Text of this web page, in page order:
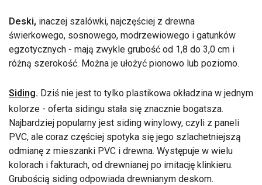
Deski, inaczej szalówki, najczęściej z drewna
świerkowego, sosnowego, modrzewiowego i gatunków
egzotycznych - mają zwykle grubość od 1,8 do 3,0 cm i
różną szerokość. Można je ułożyć pionowo lub poziomo.
Siding. Dziś nie jest to tylko plastikowa okładzina w jednym
kolorze - oferta sidingu stała się znacznie bogatsza.
Najbardziej popularny jest siding winylowy, czyli z paneli
PVC, ale coraz częściej spotyka się jego szlachetniejszą
odmianę z mieszanki PVC i drewna. Występuje w wielu
kolorach i fakturach, od drewnianej po imitację klinkieru.
Grubością siding odpowiada drewnianym deskom.